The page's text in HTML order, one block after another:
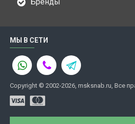
МЫ В СЕТИ
Copyright © 2002-2026, msksnab.ru, Все